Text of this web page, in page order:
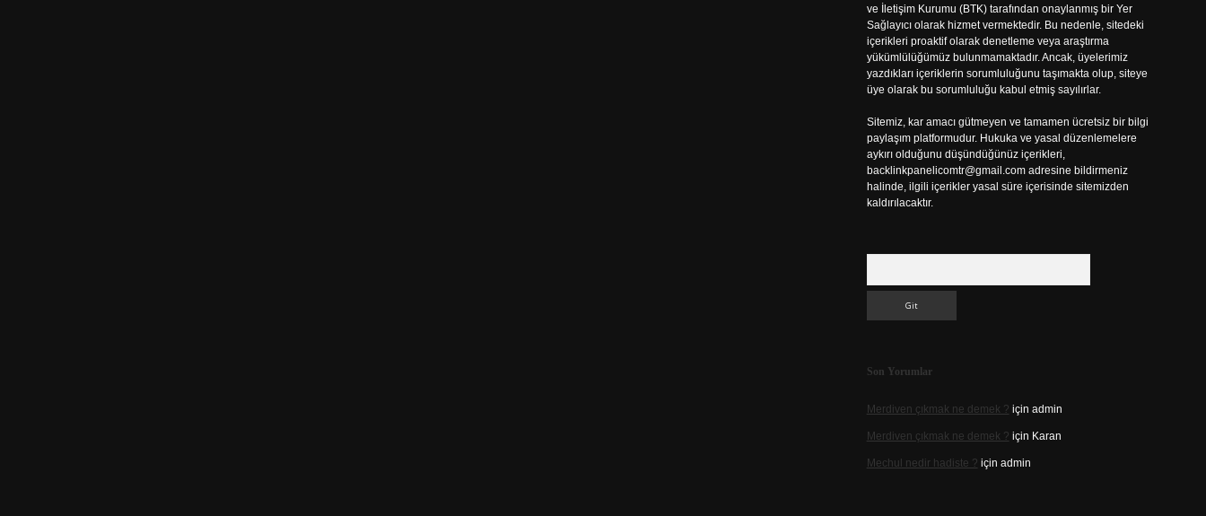
ve İletişim Kurumu (BTK) tarafından onaylanmış bir Yer
Sağlayıcı olarak hizmet vermektedir. Bu nedenle, sitedeki
içerikleri proaktif olarak denetleme veya araştırma
yükümlülüğümüz bulunmamaktadır. Ancak, üyelerimiz
yazdıkları içeriklerin sorumluluğunu taşımakta olup, siteye
üye olarak bu sorumluluğu kabul etmiş sayılırlar.
Sitemiz, kar amacı gütmeyen ve tamamen ücretsiz bir bilgi
paylaşım platformudur. Hukuka ve yasal düzenlemelere
aykırı olduğunu düşündüğünüz içerikleri,
backlinkpanelicomtr@gmail.comadresine bildirmeniz
halinde, ilgili içerikler yasal süre içerisinde sitemizden
kaldırılacaktır.
Son Yorumlar
Merdiven çıkmak ne demek ? için admin
Merdiven çıkmak ne demek ? için Karan
Mechul nedir hadiste ? için admin